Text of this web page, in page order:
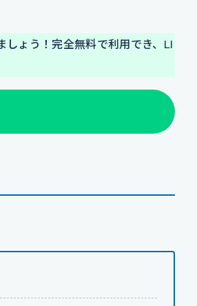
しょう！完全無料で利用でき、LI